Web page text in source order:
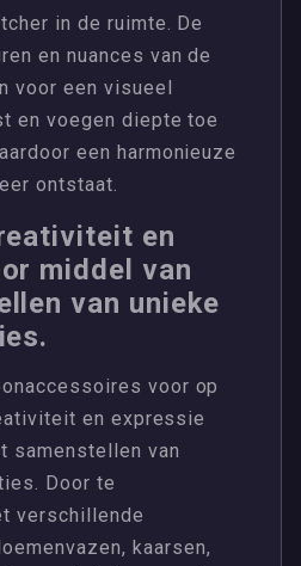
in de ruimte. De
en nuances van de
voor een visueel
en voegen diepte toe
een harmonieuze
ontstaat.
en
middel van
van unieke
voor op
en expressie
samenstellen van
Door te
verschillende
kaarsen,